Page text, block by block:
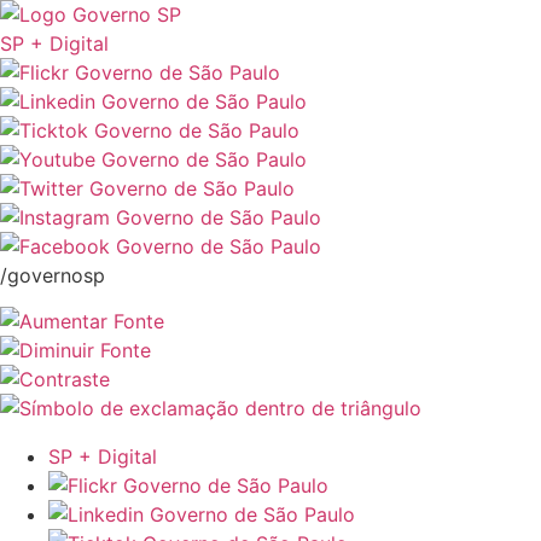
SP + Digital
/governosp
SP + Digital